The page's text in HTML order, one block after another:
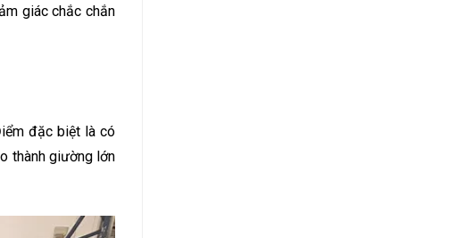
giác chắc chắn
đặc biệt là có
thành giường lớn